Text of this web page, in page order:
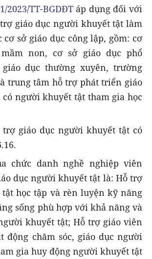
2023/TT-BGDĐTáp dụng đối với
giáo dục người khuyết tật làm
cơ sở giáo dục công lập, gồm: cơ
non, cơ sở giáo dục phổ
dục thường xuyên, trường
trung tâm hỗ trợ phát triển giáo
có người khuyết tật tham gia học
giáo dục người khuyết tật có
chức danh nghề nghiệp viên
dục người khuyết tật là: Hỗ trợ
học tập và rèn luyện kỹ năng
sống phù hợp với khả năng và
khuyết tật; Hỗ trợ giáo viên
động chăm sóc, giáo dục người
gia huy động người khuyết tật